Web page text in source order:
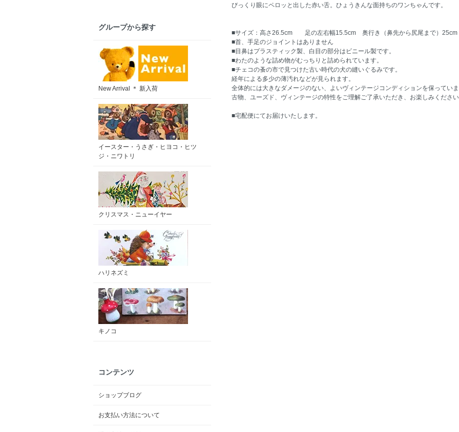
びっくり眼にペロッと出した赤い舌。ひょうきんな面持ちのワンちゃんです。
■サイズ：高さ26.5cm 足の左右幅15.5cm 奥行き（鼻先から尻尾まで）25cm
■首、手足のジョイントはありません
■目鼻はプラスティック製、白目の部分はビニール製です。
■わたのような詰め物がむっちりと詰められています。
■チェコの蚤の市で見つけた古い時代の犬の縫いぐるみです。
経年による多少の薄汚れなどが見られます。
全体的には大きなダメージのない、よいヴィンテージコンディションを保っていま
古物、ユーズド、ヴィンテージの特性をご理解ご了承いただき、お楽しみください
■宅配便にてお届けいたします。
グループから探す
New Arrival ＊ 新入荷
イースター・うさぎ・ヒヨコ・ヒツ
ジ・ニワトリ
クリスマス・ニューイヤー
ハリネズミ
キノコ
コンテンツ
ショップブログ
お支払い方法について